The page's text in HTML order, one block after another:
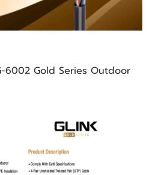
6002 Gold Series Outdoor